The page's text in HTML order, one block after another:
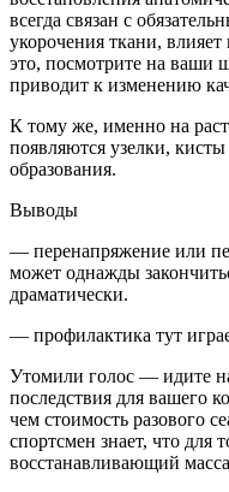
всегда связан с
укорочения ткани,
это, посмотрите на ваши
приводит к изменению
К тому же, именно на
появляются узелки,
образования.
Выводы
— перенапряжение или
может однажды
драматически.
— профилактика тут
Утомили голос — идите
последствия для вашего
чем стоимость разового
спортсмен знает, что для
восстанавливающий